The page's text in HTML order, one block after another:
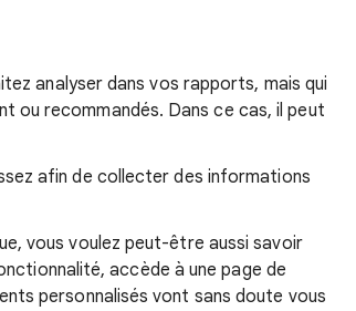
analyser dans vos rapports, mais qui
ou recommandés. Dans ce cas, il peut
afin de collecter des informations
vous voulez peut-être aussi savoir
accède à une page de
personnalisés vont sans doute vous